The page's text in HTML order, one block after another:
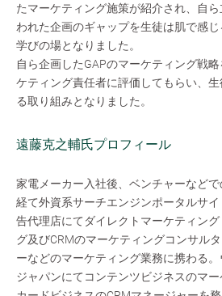
たマーケティング施策が紹介され、自
われた企画のギャップを生徒は肌で感
学びの場となりました。
自ら企画したGAPのマーケティング戦
ケティング責任者に評価してもらい、
る取り組みとなりました。
遠藤克之輔氏プロフィール
家電メーカー入社後、ベンチャーなど
経て外資系サーチエンジンポータルサ
告代理店にてダイレクトマーケティン
グ及びCRMのマーケティングコンサル
ーなどのマーケティング業務に携わる
ジャパンにてコンテンツビジネスのマ